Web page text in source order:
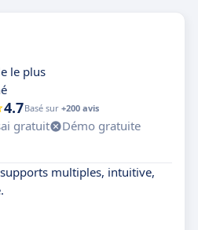
le plus
4.7Basé sur +200 avis
gratuit
Démo gratuite
multiples, intuitive,